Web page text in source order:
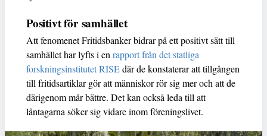
Positivt för samhället
Att fenomenet Fritidsbanker bidrar på ett positivt sätt till
samhället har lyfts i en rapport från det statliga
forskningsinstitutet RISEdär de konstaterar att tillgången
till fritidsartiklar gör att människor rör sig mer och att de
därigenom mår bättre. Det kan också leda till att
låntagarna söker sig vidare inom föreningslivet.